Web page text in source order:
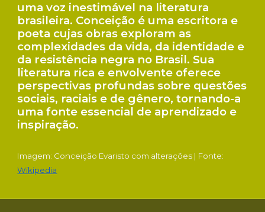
uma voz inestimável na literatura
brasileira. Conceição é uma escritora e
poeta cujas obras exploram as
complexidades da vida, da identidade e
da resistência negra no Brasil. Sua
literatura rica e envolvente oferece
perspectivas profundas sobre questões
sociais, raciais e de gênero, tornando-a
uma fonte essencial de aprendizado e
inspiração.
Imagem: Conceição Evaristo com alterações | Fonte:
Wikipedia